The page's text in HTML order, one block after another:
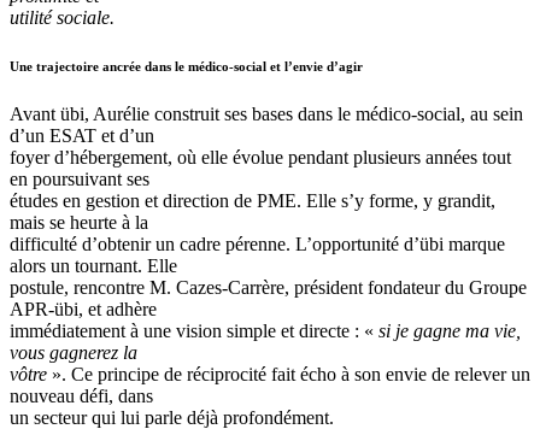
utilité sociale.
Une trajectoire ancrée dans le médico-social et l’envie d’agir
Avant übi, Aurélie construit ses bases dans le médico-social, au sein
d’un ESAT et d’un
foyer d’hébergement, où elle évolue pendant plusieurs années tout
en poursuivant ses
études en gestion et direction de PME. Elle s’y forme, y grandit,
mais se heurte à la
difficulté d’obtenir un cadre pérenne. L’opportunité d’übi marque
alors un tournant. Elle
postule, rencontre M. Cazes-Carrère, président fondateur du Groupe
APR-übi, et adhère
immédiatement à une vision simple et directe : « si je gagne ma vie,
vous gagnerez la
vôtre ». Ce principe de réciprocité fait écho à son envie de relever un
nouveau défi, dans
un secteur qui lui parle déjà profondément.